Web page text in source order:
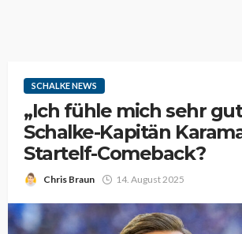
SCHALKE NEWS
„Ich fühle mich sehr
Schalke-Kapitän
Startelf-Comeback?
Chris Braun 14. August 2025